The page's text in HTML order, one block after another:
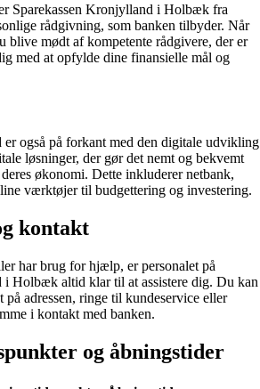
Sparekassen Kronjylland i Holbæk fra
rådgivning, som banken tilbyder. Når
blive mødt af kompetente rådgivere, der er
med at opfylde dine finansielle mål og
er også på forkant med den digitale udvikling
løsninger, der gør det nemt og bekvemt
økonomi. Dette inkluderer netbank,
værktøjer til budgettering og investering.
kontakt
har brug for hjælp, er personalet på
i Holbæk altid klar til at assistere dig. Du kan
på adressen, ringe til kundeservice eller
i kontakt med banken.
og åbningstider